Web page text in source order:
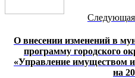
О внесении изменений в
программу городского
«Управление имуществом
на